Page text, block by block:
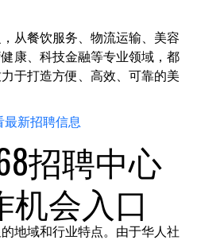
从餐饮服务、物流运输、美容
康、科技金融等专业领域，都
于打造方便、高效、可靠的美
新招聘信息
招聘中心
机会入口
地域和行业特点。由于华人社